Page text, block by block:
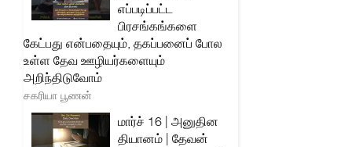
எப்படிப்பட்ட
பிரசங்கங்களை
கேட்பது என்பதையும், தகப்பனைப் போல
உள்ள தேவ ஊழியர்களையும்
அறிந்திடுவோம்
சகரியா பூணன்
மார்ச் 16 | அனுதின
தியானம் | தேவன்